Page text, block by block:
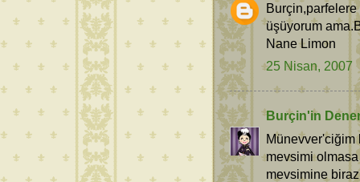
Burçin,parfelere
üşüyorum
Nane Limon
25 Nisan, 2007
Burçin'in
Münevver'ciğim
mevsimi
mevsimine